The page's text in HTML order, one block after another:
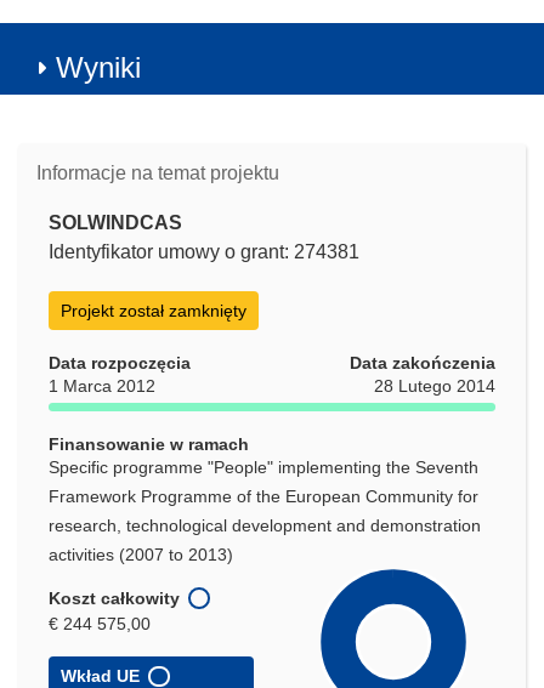
Wyniki
Informacje na temat projektu
SOLWINDCAS
Identyfikator umowy o grant: 274381
Projekt został zamknięty
Data rozpoczęcia
1 Marca 2012
Data zakończenia
28 Lutego 2014
Finansowanie w ramach
Specific programme "People" implementing the Seventh
Framework Programme of the European Community for
research, technological development and demonstration
activities (2007 to 2013)
Koszt całkowity
€ 244 575,00
Wkład UE